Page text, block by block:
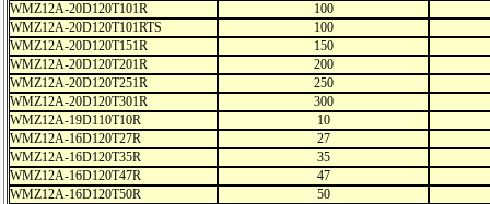
WMZ12A-20D120T101R
100
WMZ12A-20D120T101RTS
100
WMZ12A-20D120T151R
150
WMZ12A-20D120T201R
200
WMZ12A-20D120T251R
250
WMZ12A-20D120T301R
300
WMZ12A-19D110T10R
10
WMZ12A-16D120T27R
27
WMZ12A-16D120T35R
35
WMZ12A-16D120T47R
47
WMZ12A-16D120T50R
50